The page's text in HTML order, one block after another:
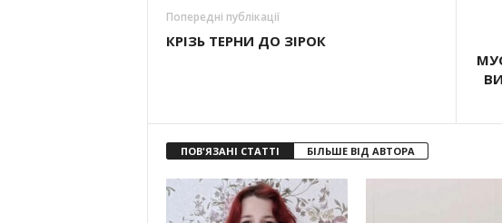
Попередні публікації
КРІЗЬ ТЕРНИ ДО ЗІРОК
ПОВ'ЯЗАНІ СТАТТІ БІЛЬШЕ ВІД АВТОРА